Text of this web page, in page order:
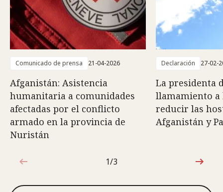
Comunicado de prensa 21-04-2026
Afganistán: Asistencia
humanitaria a comunidades
afectadas por el conflicto
armado en la provincia de
Nuristán
Declaración 27-02-
La presidenta
llamamiento
reducir las
Afganistán y
1de3
1/3